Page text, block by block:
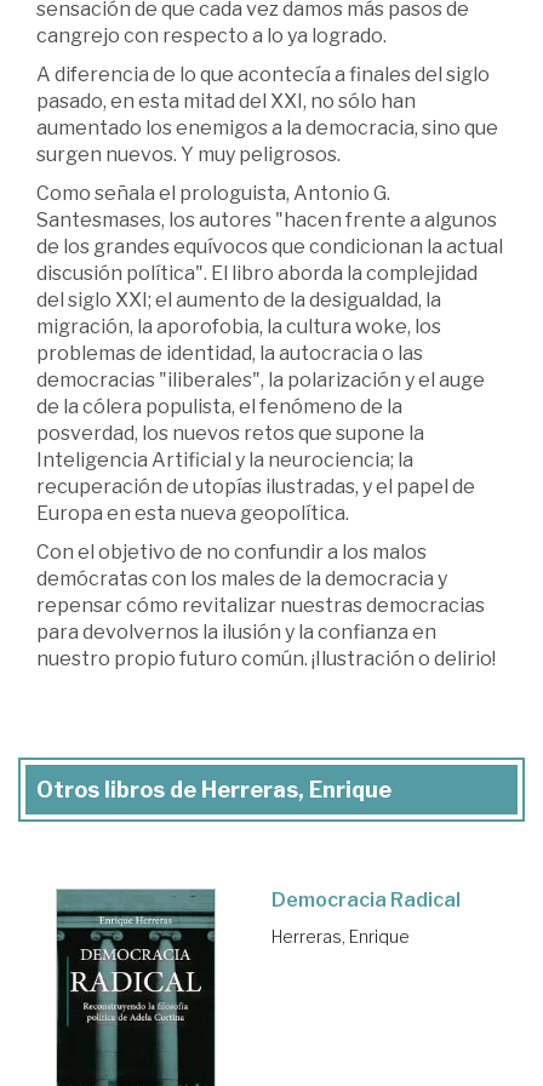
sensación de que cada vez damos más pasos de
cangrejo con respecto a lo ya logrado.
A diferencia de lo que acontecía a finales del siglo
pasado, en esta mitad del XXI, no sólo han
aumentado los enemigos a la democracia, sino que
surgen nuevos. Y muy peligrosos.
Como señala el prologuista, Antonio G.
Santesmases, los autores "hacen frente a algunos
de los grandes equívocos que condicionan la actual
discusión política". El libro aborda la complejidad
del siglo XXI; el aumento de la desigualdad, la
migración, la aporofobia, la cultura woke, los
problemas de identidad, la autocracia o las
democracias "iliberales", la polarización y el auge
de la cólera populista, el fenómeno de la
posverdad, los nuevos retos que supone la
Inteligencia Artificial y la neurociencia; la
recuperación de utopías ilustradas, y el papel de
Europa en esta nueva geopolítica.
Con el objetivo de no confundir a los malos
demócratas con los males de la democracia y
repensar cómo revitalizar nuestras democracias
para devolvernos la ilusión y la confianza en
nuestro propio futuro común. ¡Ilustración o delirio!
Otros libros de Herreras, Enrique
Democracia Radical
Herreras, Enrique